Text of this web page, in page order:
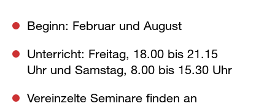
Beginn: Februar und August
Unterricht: Freitag, 18.00 bis 21.15
Uhr und Samstag, 8.00 bis 15.30 Uhr
Vereinzelte Seminare finden an